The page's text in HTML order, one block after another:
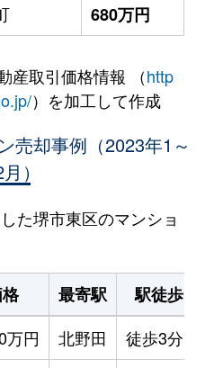
680万円
産取引価格情報 （http
）を加工して作成
売却事例（2023年1～
）
た堺市東区のマンショ
最寄駅 駅徒歩
万円 北野田 徒歩3分